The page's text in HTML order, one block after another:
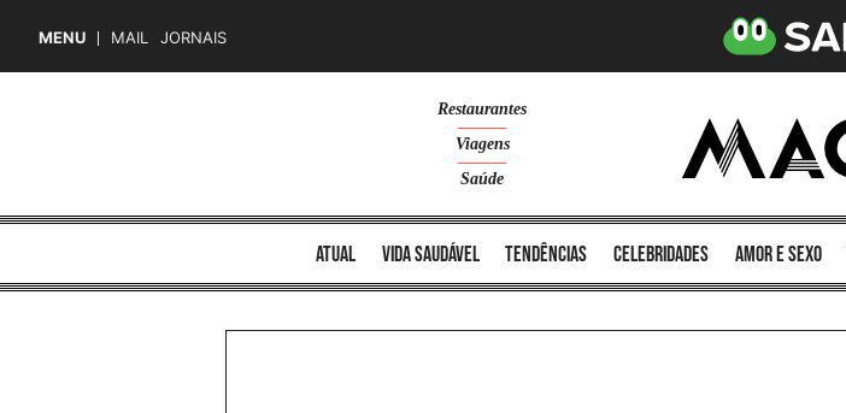
MENU MAIL JORNAIS
Restaurantes
Viagens
Saúde
atual vida saudável tendências celebridades amor e sexo